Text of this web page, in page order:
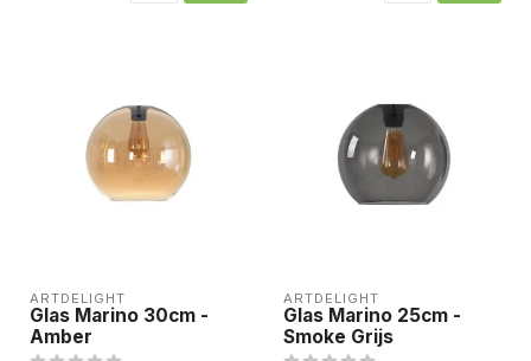
ARTDELIGHT
Glas Marino 30cm -
Amber
ARTDELIGHT
Glas Marino 25cm -
Smoke Grijs